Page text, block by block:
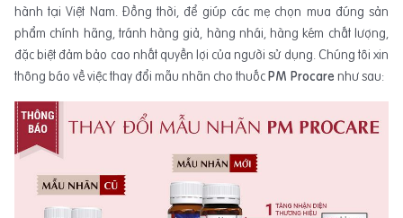
hành tại Việt Nam. Đồng thời, để giúp các mẹ chọn mua đúng sản
phẩm chính hãng, tránh hàng giả, hàng nhái, hàng kém chất lượng,
đặc biệt đảm bảo cao nhất quyền lợi của người sử dụng. Chúng tôi xin
thông báo về việc thay đổi mẫu nhãn cho thuốcPM Procare như sau: